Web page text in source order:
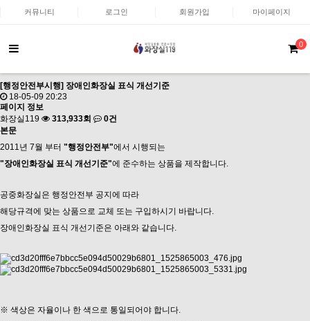
커뮤니티 로그인 회원가입 마이페이지
0
[행정안전부시행] 장애인화장실 표식 개선기준
18-05-09 20:23
페이지 정보
화장실119
313,933회
0건
본문
2011년 7월 부터 "행정안전부"에서 시행되는
"장애인화장실 표식 개선기준"에 준수하는 상품을 제작합니다.
공중화장실은 행정안전부 공지에 따라
해당규격에 맞는 상품으로 교체 또는 구입하시기 바랍니다.
장애인화장실 표식 개선기준은 아래와 같습니다.
※ 색상은 자율이나 한 색으로 통일되어야 합니다.